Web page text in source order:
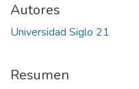
Autores
Universidad Siglo 21
Resumen